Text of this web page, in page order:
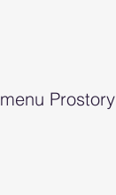
Prostory